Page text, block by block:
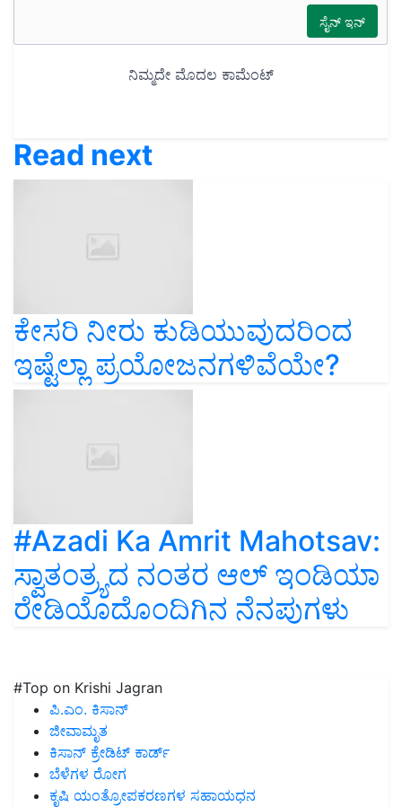
Read next
ಕೇಸರಿ ನೀರು ಕುಡಿಯುವುದರಿಂದ
ಇಷ್ಟೆಲ್ಲಾ ಪ್ರಯೋಜನಗಳಿವೆಯೇ?
#Azadi Ka Amrit Mahotsav:
ಸ್ವಾತಂತ್ರ್ಯದ ನಂತರ ಆಲ್ ಇಂಡಿಯಾ
ರೇಡಿಯೊದೊಂದಿಗಿನ ನೆನಪುಗಳು
#Top on Krishi Jagran
ಪಿ.ಎಂ. ಕಿಸಾನ್
ಜೀವಾಮೃತ
ಕಿಸಾನ್ ಕ್ರೇಡಿಟ್ ಕಾರ್ಡ್
ಬೆಳೆಗಳ ರೋಗ
ಕೃಷಿ ಯಂತ್ರೋಪಕರಣಗಳ ಸಹಾಯಧನ